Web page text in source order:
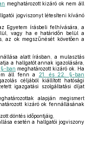
meghatározott kizáró ok nem áll
jogviszonyt létesíteni kívánó
Egyetem írásbeli felhívására, a
vagy ha e határidőn belül a
az ok megszűnését követően a
alatt írásban, a mulasztás
a hallgatót annak igazolására,
§-ban meghatározott kizáró ok. Ha
áll fenn a 21. és 22. §-ban
céljából kiállított hatósági
igazgatási szolgáltatási díjat
alapján megismert
kizáró ok fennállásának
döntés időpontjáig,
esetén a hallgatói jogviszony